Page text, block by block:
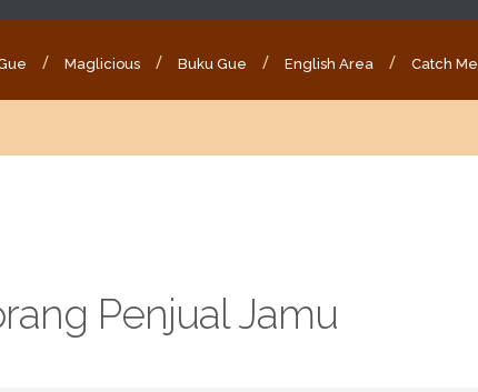
Maglicious Buku Gue English Area Catch Me
Penjual Jamu